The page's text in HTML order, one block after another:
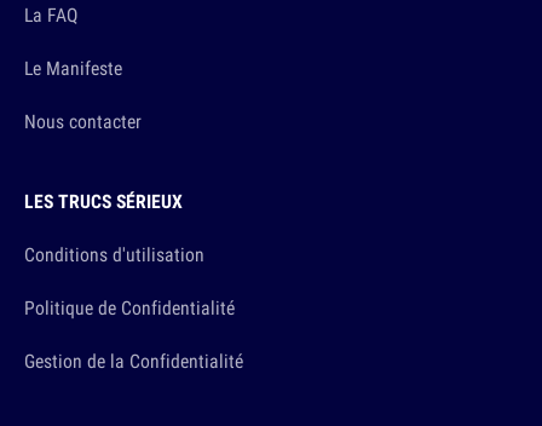
La FAQ
Le Manifeste
Nous contacter
LES TRUCS SÉRIEUX
Conditions d'utilisation
Politique de Confidentialité
Gestion de la Confidentialité